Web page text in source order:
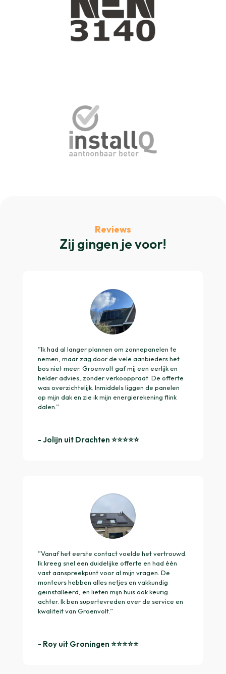
Reviews
Zij gingen je voor!
”Ik had al langer plannen om zonnepanelen te
nemen, maar zag door de vele aanbieders het
bos niet meer. Groenvolt gaf mij een eerlijk en
helder advies, zonder verkooppraat. De offerte
was overzichtelijk. Inmiddels liggen de panelen
op mijn dak en zie ik mijn energierekening flink
dalen.”
- Jolijn uit Drachten ⭐️⭐️⭐️⭐️⭐️
”Vanaf het eerste contact voelde het vertrouwd.
Ik kreeg snel een duidelijke offerte en had één
vast aanspreekpunt voor al mijn vragen. De
monteurs hebben alles netjes en vakkundig
geïnstalleerd, en lieten mijn huis ook keurig
achter. Ik ben supertevreden over de service en
kwaliteit van Groenvolt.”
- Roy uit Groningen ⭐️⭐️⭐️⭐️⭐️